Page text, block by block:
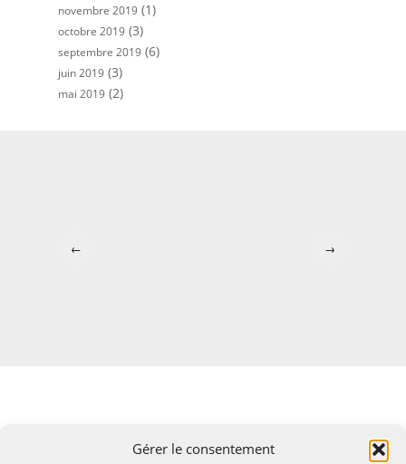
Gérer le consentement
novembre 2019 (1)
octobre 2019 (3)
septembre 2019 (6)
juin 2019 (3)
mai 2019 (2)
← →